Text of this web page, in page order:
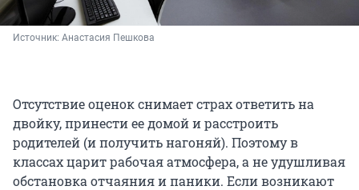
Источник: Анастасия Пешкова
Отсутствие оценок снимает страх ответить на
двойку, принести ее домой и расстроить
родителей (и получить нагоняй). Поэтому в
классах царит рабочая атмосфера, а не удушливая
обстановка отчаяния и паники. Если возникают